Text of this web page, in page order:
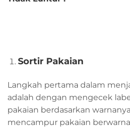
Sortir Pakaian
Langkah pertama dalam
adalah dengan mengecek
pakaian berdasarkan
mencampur pakaian